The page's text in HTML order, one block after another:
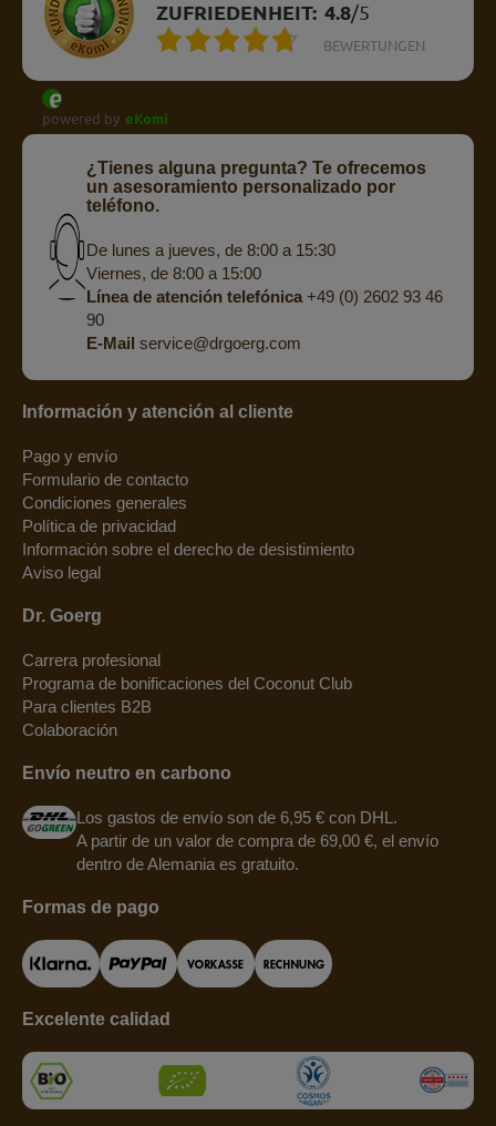
ZUFRIEDENHEIT: 4.8/5
BEWERTUNGEN
powered by eKomi
¿Tienes alguna pregunta? Te ofrecemos
un asesoramiento personalizado por
teléfono.
De lunes a jueves, de 8:00 a 15:30
Viernes, de 8:00 a 15:00
Línea de atención telefónica+49 (0) 2602 93 46
90
E-Mail service@drgoerg.com
Información y atención al cliente
Pago y envío
Formulario de contacto
Condiciones generales
Política de privacidad
Información sobre el derecho de desistimiento
Aviso legal
Dr. Goerg
Carrera profesional
Programa de bonificaciones del Coconut Club
Para clientes B2B
Colaboración
Envío neutro en carbono
Los gastos de envío son de 6,95 € con DHL.
A partir de un valor de compra de 69,00 €, el envío
dentro de Alemania es gratuito.
Formas de pago
Excelente calidad